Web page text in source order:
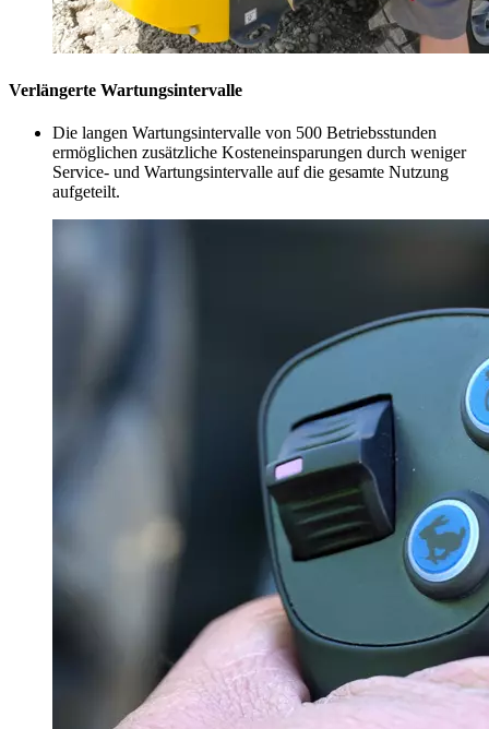
Verlängerte Wartungsintervalle
Die langen Wartungsintervalle von 500 Betriebsstunden
ermöglichen zusätzliche Kosteneinsparungen durch weniger
Service- und Wartungsintervalle auf die gesamte Nutzung
aufgeteilt.